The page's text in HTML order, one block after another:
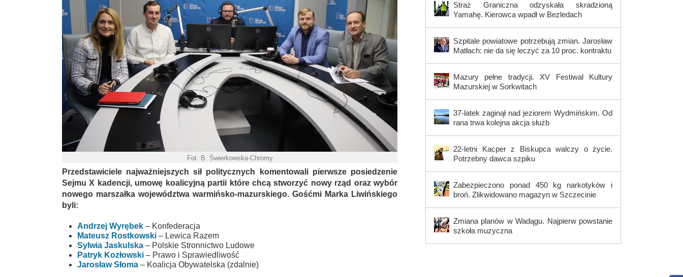
Fot. B. Świerkowska-Chromy
Przedstawiciele najważniejszych sił politycznych komentowali pierwsze posiedzenie
Sejmu X kadencji, umowę koalicyjną partii które chcą stworzyć nowy rząd oraz wybór
nowego marszałka województwa warmińsko-mazurskiego. Gośćmi Marka Liwińskiego
byli:
Andrzej Wyrębek – Konfederacja
Mateusz Rostkowski – Lewica Razem
Sylwia Jaskulska – Polskie Stronnictwo Ludowe
Patryk Kozłowski – Prawo i Sprawiedliwość
Jarosław Słoma – Koalicja Obywatelska (zdalnie)
Straż Graniczna odzyskała skradzioną
Yamahę. Kierowca wpadł w Bezledach
Szpitale powiatowe potrzebują zmian. Jarosław
Matłach: nie da się leczyć za 10 proc. kontraktu
Mazury pełne tradycji. XV Festiwal Kultury
Mazurskiej w Sorkwitach
37-latek zaginął nad jeziorem Wydmińskim. Od
rana trwa kolejna akcja służb
22-letni Kacper z Biskupca walczy o życie.
Potrzebny dawca szpiku
Zabezpieczono ponad 450 kg narkotyków i
broń. Zlikwidowano magazyn w Szczecinie
Zmiana planów w Wadągu. Najpierw powstanie
szkoła muzyczna